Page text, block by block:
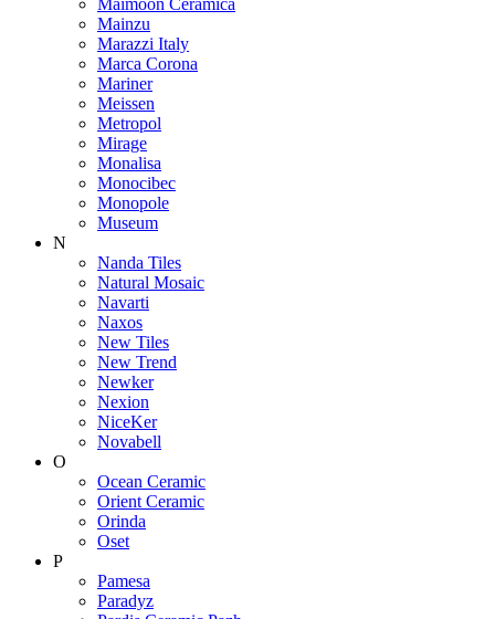
Mainzu
Marazzi Italy
Marca Corona
Mariner
Meissen
Metropol
Mirage
Monalisa
Monocibec
Monopole
Museum
N
Nanda Tiles
Natural Mosaic
Navarti
Naxos
New Tiles
New Trend
Newker
Nexion
NiceKer
Novabell
O
Ocean Ceramic
Orient Ceramic
Orinda
Oset
P
Pamesa
Paradyz